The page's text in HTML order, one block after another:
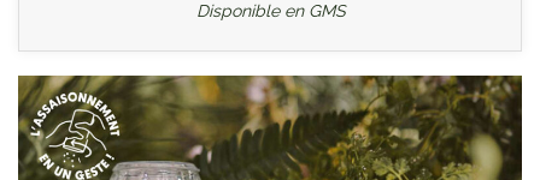
Disponible en GMS